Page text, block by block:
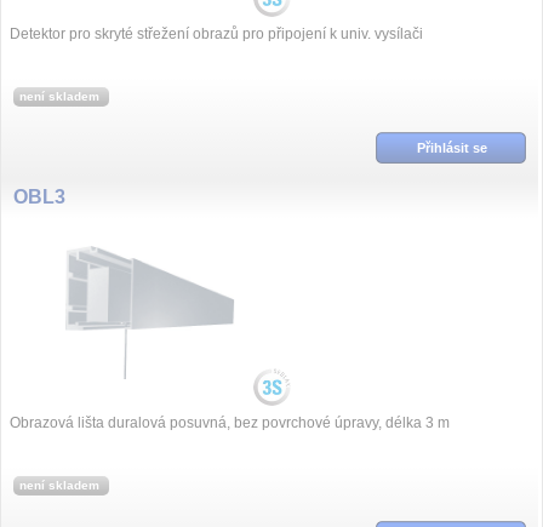
Detektor pro skryté střežení obrazů pro připojení k univ. vysílači
není skladem
Přihlásit se
OBL3
Obrazová lišta duralová posuvná, bez povrchové úpravy, délka 3 m
není skladem